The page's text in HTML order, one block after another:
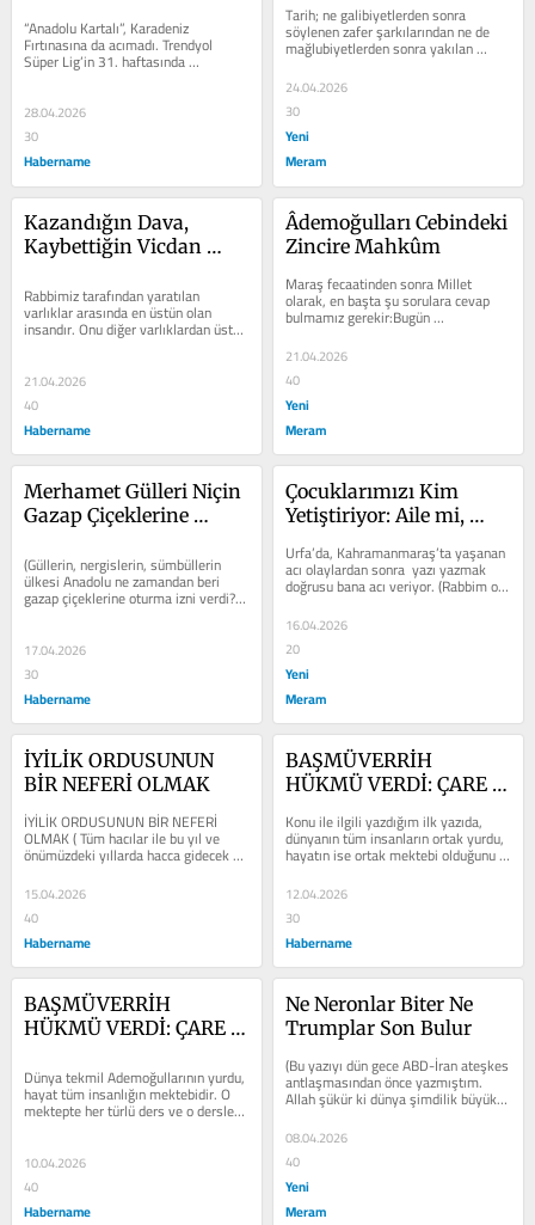
“Anadolu Kartalı”, Karadeniz
Fırtınasına da acımadı. Trendyol
Süper Lig’in 31. haftasında
TÜMOSAN Konyaspor, Trabzonspor’u
28.04.2026
30
Habername
Tarih; ne galibiyetlerden sonra
söylenen zafer şarkılarından ne de
mağlubiyetlerden sonra yakılan
ağıtlardan,  feryatlardan ibarettir.
Aksine...
24.04.2026
30
Yeni
Meram
Kazandığın Dava,
Kaybettiğin Vicdan
Rabbimiz tarafından yaratılan
varlıklar arasında en üstün olan
insandır. Onu diğer varlıklardan üstün
kılan ise sahip olduğu manevî...
21.04.2026
40
Habername
Âdemoğulları Cebindeki
Zincire Mahkûm
Maraş fecaatinden sonra Millet
olarak, en başta şu sorulara cevap
bulmamız gerekir:Bugün
çocuklarımızı, gençlerimizi (hatta
hepimizi) en...
21.04.2026
40
Yeni
Meram
Merhamet Gülleri Niçin
Gazap Çiçeklerine
(Güllerin, nergislerin, sümbüllerin
ülkesi Anadolu ne zamandan beri
gazap çiçeklerine oturma izni verdi?
Bülbüllerin, kanaryaların, tutilerin...
17.04.2026
30
Habername
Çocuklarımızı Kim
Yetiştiriyor: Aile mi,
Yoksa…?
Urfa’da, Kahramanmaraş’ta yaşanan
acı olaylardan sonra  yazı yazmak
doğrusu bana acı veriyor. (Rabbim o
çocuklara ve öğretmenlere...
16.04.2026
20
Yeni
Meram
İYİLİK ORDUSUNUN
BİR NEFERİ OLMAK
İYİLİK ORDUSUNUN BİR NEFERİ
OLMAK ( Tüm hacılar ile bu yıl ve
önümüzdeki yıllarda hacca gidecek
tüm hacı adayı kardeşlerime...
15.04.2026
40
Habername
BAŞMÜVERRİH
HÜKMÜ VERDİ: ÇARE
KUR’AN’DA (2)
Konu ile ilgili yazdığım ilk yazıda,
dünyanın tüm insanların ortak yurdu,
hayatın ise ortak mektebi olduğunu
belirtmişim. Bu mektepte...
12.04.2026
30
Habername
BAŞMÜVERRİH
HÜKMÜ VERDİ: ÇARE
KUR’AN’DADIR ( 1)
Dünya tekmil Ademoğullarının yurdu,
hayat tüm insanlığın mektebidir. O
mektepte her türlü ders ve o dersleri
veren hocalar mevcuttur....
10.04.2026
40
Habername
Ne Neronlar Biter Ne
Trumplar Son Bulur
(Bu yazıyı dün gece ABD-İran ateşkes
antlaşmasından önce yazmıştım.
Allah şükür ki dünya şimdilik büyük
bir ateşten kurtuldu. Lakin...
08.04.2026
40
Yeni
Meram